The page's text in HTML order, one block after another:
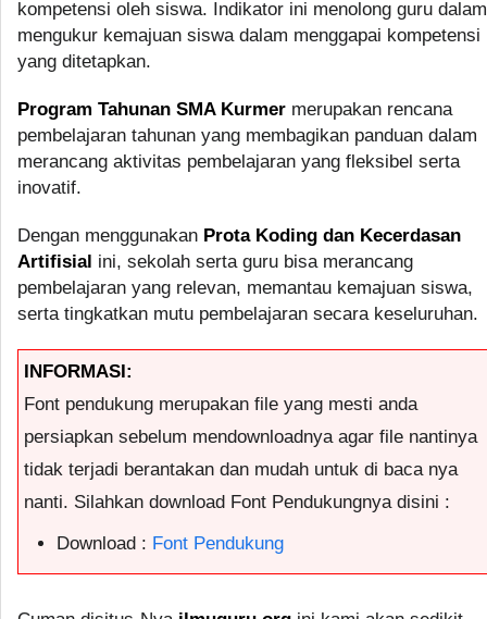
kompetensi oleh siswa. Indikator ini menolong guru dalam
mengukur kemajuan siswa dalam menggapai kompetensi
yang ditetapkan.
Program Tahunan SMA Kurmer merupakan rencana
pembelajaran tahunan yang membagikan panduan dalam
merancang aktivitas pembelajaran yang fleksibel serta
inovatif.
Dengan menggunakan Prota Koding dan Kecerdasan
Artifisial ini, sekolah serta guru bisa merancang
pembelajaran yang relevan, memantau kemajuan siswa,
serta tingkatkan mutu pembelajaran secara keseluruhan.
INFORMASI:
Font pendukung merupakan file yang mesti anda
persiapkan sebelum mendownloadnya agar file nantinya
tidak terjadi berantakan dan mudah untuk di baca nya
nanti. Silahkan download Font Pendukungnya disini :
Download : Font Pendukung